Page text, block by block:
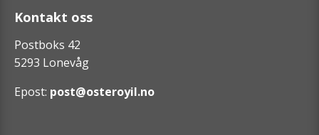
Kontakt oss
Postboks 42
5293 Lonevåg
Epost: post@osteroyil.no